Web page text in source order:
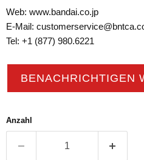
Web: www.bandai.co.jp
E-Mail:
Tel: +1 (877) 980.6221
BENACHRICHTIGEN
Anzahl